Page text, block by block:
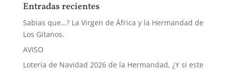
Entradas recientes
Sabias que…? La Virgen de África y la Hermandad de
Los Gitanos.
AVISO
Lotería de Navidad 2026 de la Hermandad, ¿Y si este